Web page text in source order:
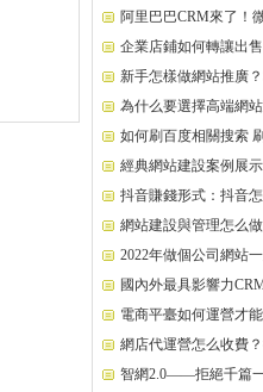
了 阿里巴巴CRM來了！
功能體驗
企業店鋪如何轉讓出售
新手怎樣做網站推廣
版）為什么要選擇高端網
如何刷百度相關搜索
經典網站建設案例展
抖音賺錢形式：抖音
網站建設與管理怎么
2022年做個公司網站
國內外最具影響力
電商平臺如何運營才
網店代運營怎么收費
智網2.0——拒絕千篇